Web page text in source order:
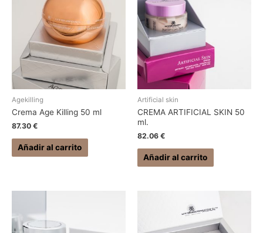
Agekilling
Crema Age Killing 50 ml
87.30 €
Añadir al carrito
Artificial skin
CREMA ARTIFICIAL SKIN 50
ml.
82.06 €
Añadir al carrito